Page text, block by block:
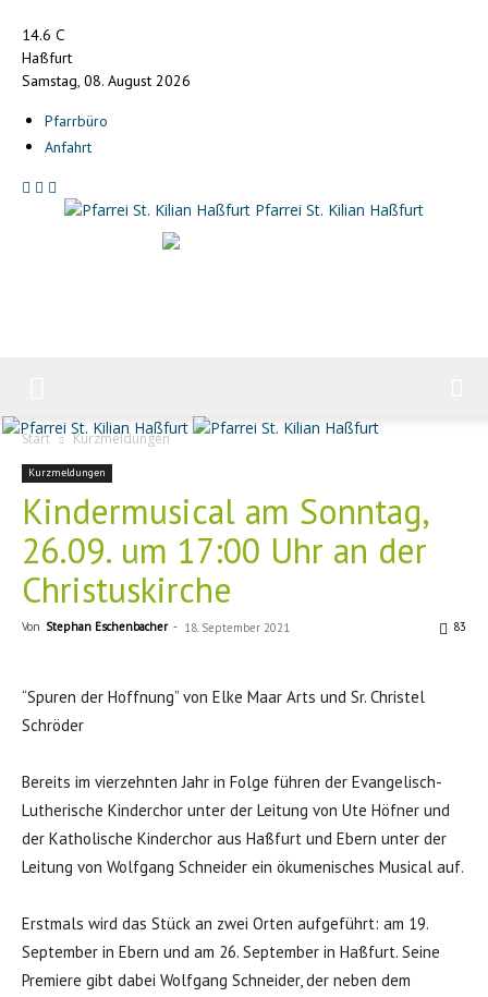
14.6 C
Haßfurt
Samstag, 08. August 2026
Pfarrbüro
Anfahrt
Pfarrei St. Kilian Haßfurt
Start Kurzmeldungen
Kurzmeldungen
Kindermusical am Sonntag,
26.09. um 17:00 Uhr an der
Christuskirche
Von Stephan Eschenbacher - 18. September 2021 83
“Spuren der Hoffnung” von Elke Maar Arts und Sr. Christel
Schröder
Bereits im vierzehnten Jahr in Folge führen der Evangelisch-
Lutherische Kinderchor unter der Leitung von Ute Höfner und
der Katholische Kinderchor aus Haßfurt und Ebern unter der
Leitung von Wolfgang Schneider ein ökumenisches Musical auf.
Erstmals wird das Stück an zwei Orten aufgeführt: am 19.
September in Ebern und am 26. September in Haßfurt. Seine
Premiere gibt dabei Wolfgang Schneider, der neben dem